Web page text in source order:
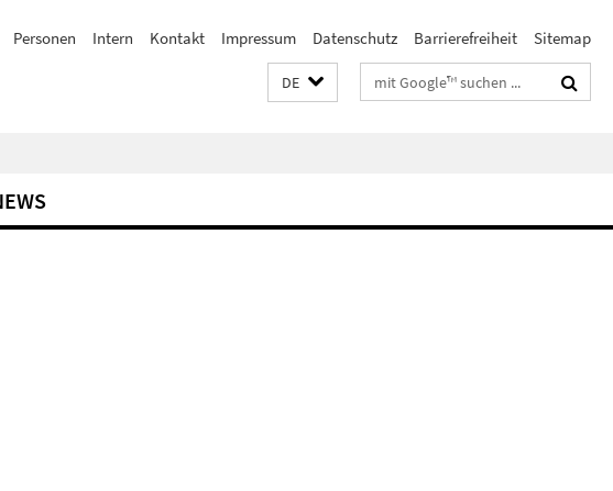
Personen Intern Kontakt Impressum Datenschutz Barrierefreiheit Sitemap
DE Suchbegriffe